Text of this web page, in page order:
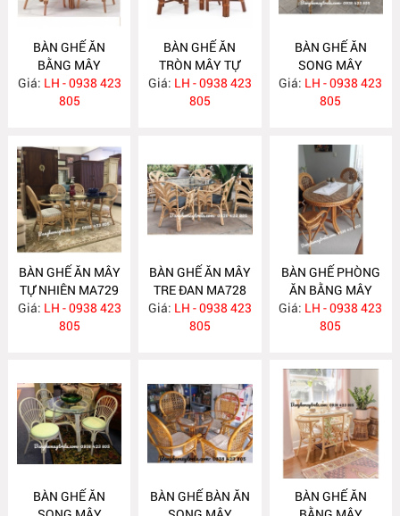
BÀN GHẾ ĂN
BẰNG MÂY
MA732
Giá: LH - 0938 423
805
BÀN GHẾ ĂN
TRÒN MÂY TỰ
NHIÊN MA731
Giá: LH - 0938 423
805
BÀN GHẾ ĂN
SONG MÂY
MA730
Giá: LH - 0938 423
805
BÀN GHẾ ĂN MÂY
TỰ NHIÊN MA729
Giá: LH - 0938 423
805
BÀN GHẾ ĂN MÂY
TRE ĐAN MA728
Giá: LH - 0938 423
805
BÀN GHẾ PHÒNG
ĂN BẰNG MÂY
MA727
Giá: LH - 0938 423
805
BÀN GHẾ ĂN
BÀN GHẾ BÀN ĂN
BÀN GHẾ ĂN